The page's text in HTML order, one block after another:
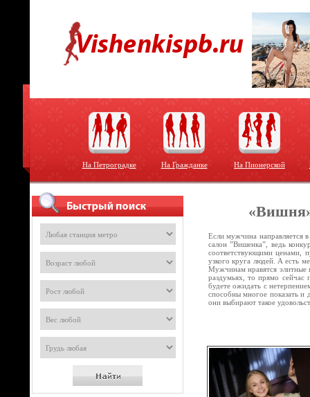
На Петроградке На Гражданке На Пионерской
Если мужчина направляется
салон ”Вишенка”, ведь
соответствующими ценами,
узкого круга людей. А есть
Мужчинам нравятся элитные
раздумьях, то прямо сейчас
будете ожидать с
способны многое показать и
они выбирают такое